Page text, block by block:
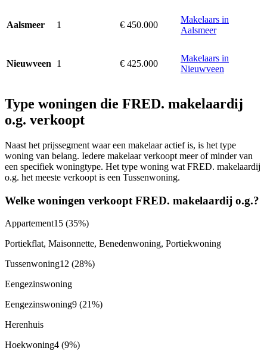
Aalsmeer 1 € 450.000
Makelaars in
Aalsmeer
Nieuwveen 1 € 425.000
Makelaars in
Nieuwveen
Type woningen die FRED. makelaardij
o.g. verkoopt
Naast het prijssegment waar een makelaar actief is, is het type
woning van belang. Iedere makelaar verkoopt meer of minder van
een specifiek woningtype. Het type woning wat FRED. makelaardij
o.g. het meeste verkoopt is een Tussenwoning.
Welke woningen verkoopt FRED. makelaardij o.g.?
Appartement15 (35%)
Portiekflat, Maisonnette, Benedenwoning, Portiekwoning
Tussenwoning12 (28%)
Eengezinswoning
Eengezinswoning9 (21%)
Herenhuis
Hoekwoning4 (9%)